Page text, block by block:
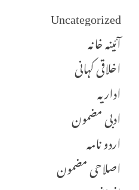
Uncategorized
آئینہ خانہ
اخلاقی کہانی
اداریہ
ادبی مضمون
اردو نامہ
اصلاحی مضمون